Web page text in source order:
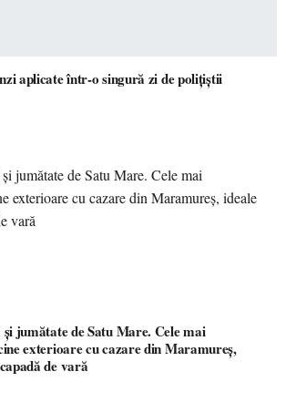
aplicate într-o singură zi de polițiștii
jumătate de Satu Mare. Cele mai
exterioare cu cazare din Maramureș,
de vară